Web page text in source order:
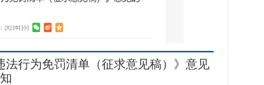
行为免罚清单（征求意见稿）》意见